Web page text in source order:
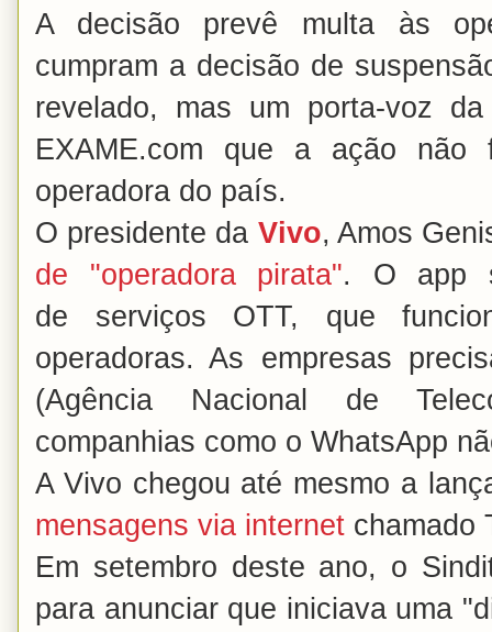
A decisão prevê multa às
cumpram a decisão de
revelado, mas um porta-voz
EXAME.com que a ação não
operadora do país.
O presidente da Vivo, Amos
de "operadora pirata". O app
de serviços OTT, que
operadoras. As empresas
(Agência Nacional de
companhias como o WhatsApp
A Vivo chegou até mesmo a
mensagens via internet chamado
Em setembro deste ano, o
para anunciar que iniciava uma